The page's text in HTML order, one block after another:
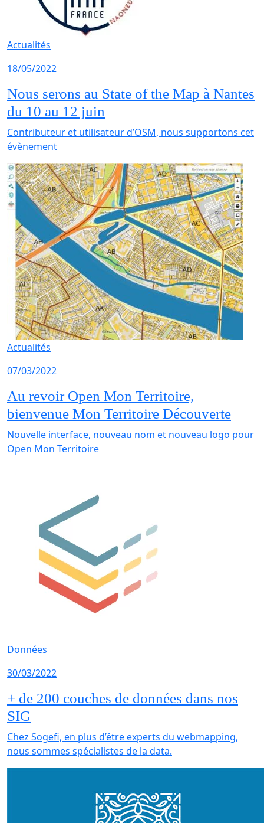
Actualités
18/05/2022
Nous serons au State of the Map à Nantes
du 10 au 12 juin
Contributeur et utilisateur d’OSM, nous supportons cet
évènement
Actualités
07/03/2022
Au revoir Open Mon Territoire,
bienvenue Mon Territoire Découverte
Nouvelle interface, nouveau nom et nouveau logo pour
Open Mon Territoire
Données
30/03/2022
+ de 200 couches de données dans nos
SIG
Chez Sogefi, en plus d’être experts du webmapping,
nous sommes spécialistes de la data.